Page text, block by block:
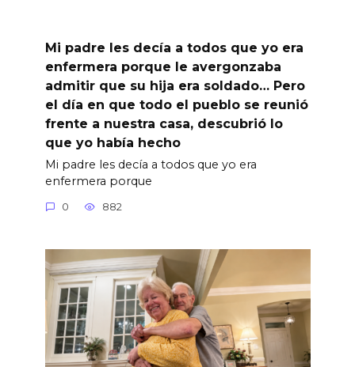
Mi padre les decía a todos que yo era
enfermera porque le avergonzaba
admitir que su hija era soldado… Pero
el día en que todo el pueblo se reunió
frente a nuestra casa, descubrió lo
que yo había hecho
Mi padre les decía a todos que yo era
enfermera porque
0 882